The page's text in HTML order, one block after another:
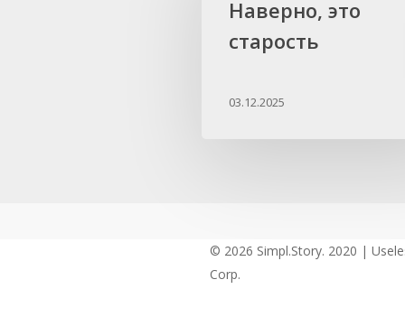
Наверно, это
старость
03.12.2025
© 2026 Simpl.Story. 2020 |
Corp.